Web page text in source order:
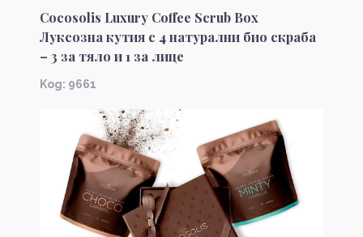
Cocosolis Luxury Coffee Scrub Box
Луксозна кутия с 4 натурални био скраба
– 3 за тяло и 1 за лице
Kод: 9661